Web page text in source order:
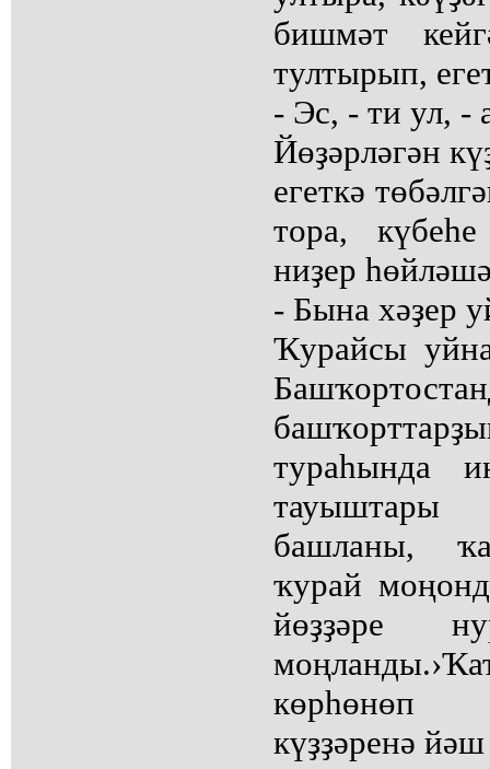
бишмәт
тултырып,
- Эс, - ти ул, -
Йөҙәрләгән
егеткә
тора,
ниҙер
- Бына хәҙер
Ҡурайсы
тураһында
башланы,
ҡурай
йөҙҙәре
көрһөнөп
күҙҙәренә